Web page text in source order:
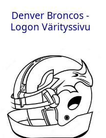
Denver Broncos -
Logon Värityssivu